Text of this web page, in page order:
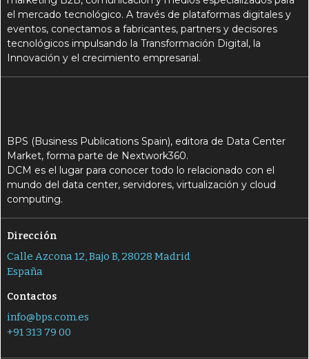
el mercado tecnológico. A través de plataformas digitales y
eventos, conectamos a fabricantes, partners y decisores
tecnológicos impulsando la Transformación Digital, la
Innovación y el crecimiento empresarial.
BPS (Business Publications Spain), editora de Data Center
Market, forma parte de Nextwork360.
DCM es el lugar para conocer todo lo relacionado con el
mundo del data center, servidores, virtualización y cloud
computing.
Dirección
Calle Azcona 12, Bajo B, 28028 Madrid
España
Contactos
info@bps.com.es
+91 313 79 00